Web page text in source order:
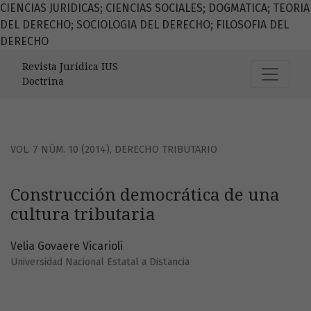
CIENCIAS JURIDICAS; CIENCIAS SOCIALES; DOGMATICA; TEORIA
DEL DERECHO; SOCIOLOGIA DEL DERECHO; FILOSOFIA DEL
DERECHO
Revista Jurídica IUS
Doctrina
VOL. 7 NÚM. 10 (2014), DERECHO TRIBUTARIO
Construcción democrática de una
cultura tributaria
Velia Govaere Vicarioli
Universidad Nacional Estatal a Distancia